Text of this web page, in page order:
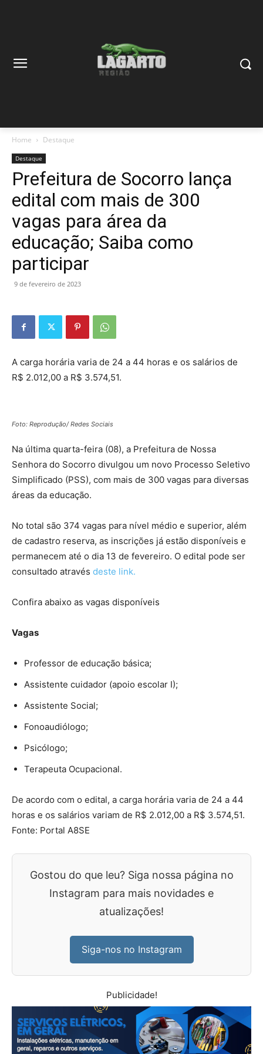
Home Destaque
Destaque
Prefeitura de Socorro lança
edital com mais de 300
vagas para área da
educação; Saiba como
participar
9 de fevereiro de 2023
A carga horária varia de 24 a 44 horas e os salários de
R$ 2.012,00 a R$ 3.574,51.
Foto: Reprodução/ Redes Sociais
Na última quarta-feira (08), a Prefeitura de Nossa
Senhora do Socorro divulgou um novo Processo Seletivo
Simplificado (PSS), com mais de 300 vagas para diversas
áreas da educação.
No total são 374 vagas para nível médio e superior, além
de cadastro reserva, as inscrições já estão disponíveis e
permanecem até o dia 13 de fevereiro. O edital pode ser
consultado através deste link.
Confira abaixo as vagas disponíveis
Vagas
Professor de educação básica;
Assistente cuidador (apoio escolar I);
Assistente Social;
Fonoaudiólogo;
Psicólogo;
Terapeuta Ocupacional.
De acordo com o edital, a carga horária varia de 24 a 44
horas e os salários variam de R$ 2.012,00 a R$ 3.574,51.
Fonte: Portal A8SE
Gostou do que leu? Siga nossa página no
Instagram para mais novidades e
atualizações!
Siga-nos no Instagram
Publicidade!